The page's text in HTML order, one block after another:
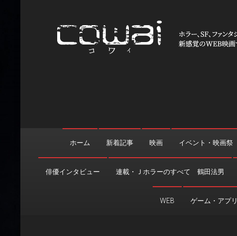
ホーム 新着記事 映画 イベント・映画祭
俳優インタビュー 連載・Ｊホラーのすべて 鶴田法男
WEB ゲーム・アプリ